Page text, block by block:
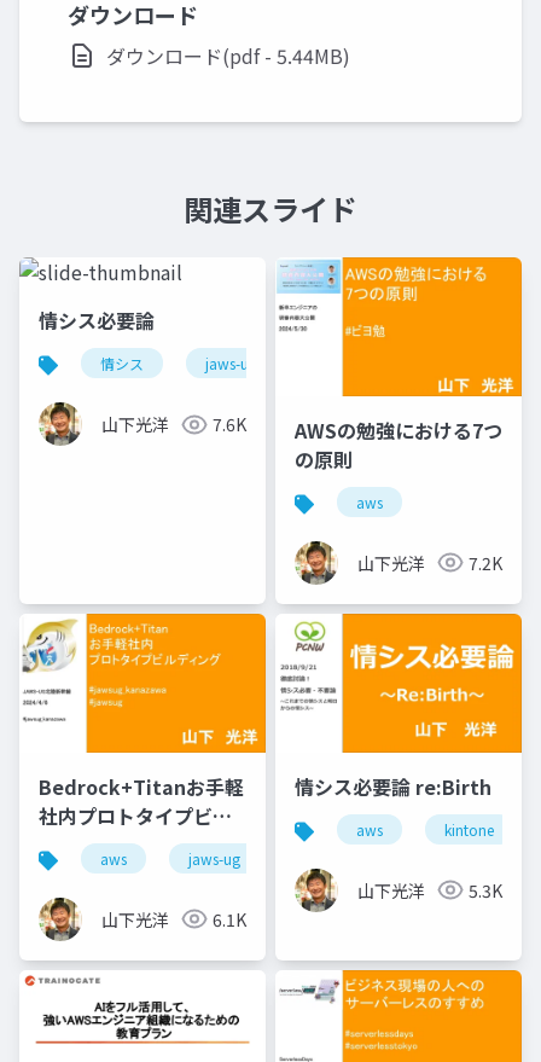
ダウンロード
ダウンロード(pdf - 5.44MB)
関連スライド
情シス必要論
情シス jaws-ug
山下光洋 7.6K
AWSの勉強における7つ
の原則
aws
山下光洋 7.2K
Bedrock+Titanお手軽
社内プロトタイプビル
ディングaws jaws-ug
山下光洋 6.1K
情シス必要論 re:Birth
aws kintone
山下光洋 5.3K